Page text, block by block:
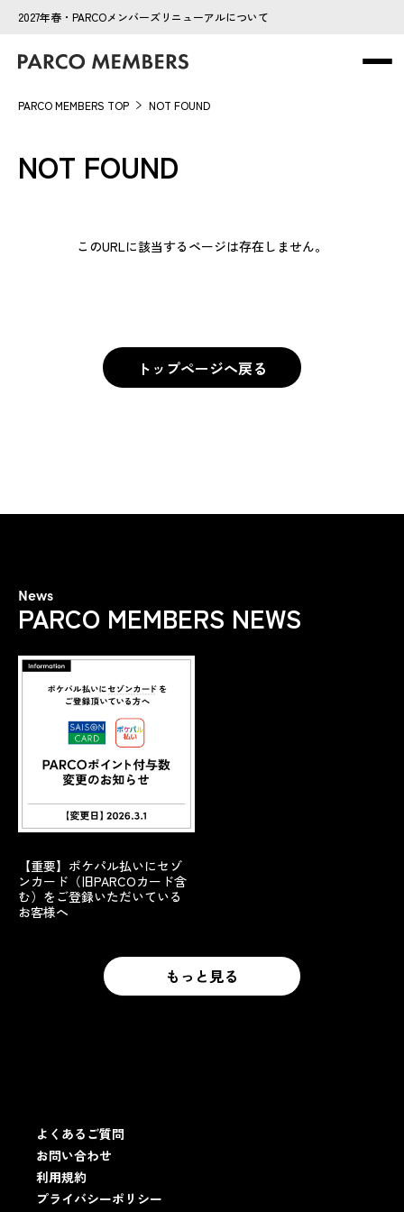
2027年春・PARCOメンバーズリニューアルについて
PARCO MEMBERS TOP NOT FOUND
NOT FOUND
このURLに該当するページは存在しません。
トップページへ戻る
トップページへ戻る
News
PARCO MEMBERS NEWS
【重要】ポケパル払いにセゾ
ンカード（旧PARCOカード含
む）をご登録いただいている
お客様へ
もっと見る
もっと見る
よくあるご質問
お問い合わせ
利用規約
プライバシーポリシー